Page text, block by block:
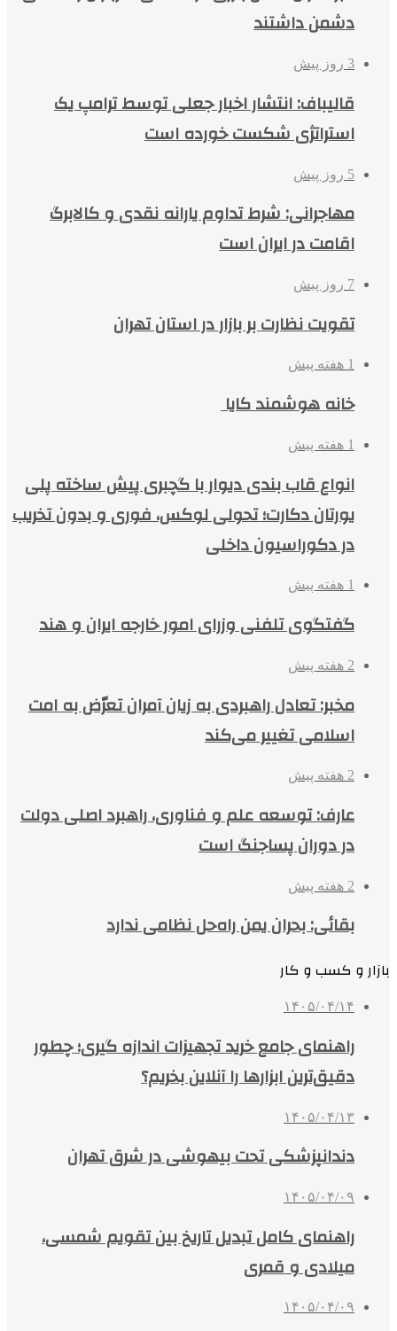
دشمن داشتند
3 روز پیش
قالیباف: انتشار اخبار جعلی توسط ترامپ یک
استراتژی شکست خورده است
5 روز پیش
مهاجرانی: شرط تداوم یارانه نقدی و کالابرگ
اقامت در ایران است
7 روز پیش
تقویت نظارت بر بازار در استان تهران
1 هفته پیش
خانه هوشمند کایا
1 هفته پیش
انواع قاب بندی دیوار با گچبری پیش ساخته پلی
یورتان دکارت؛ تحولی لوکس، فوری و بدون تخریب
در دکوراسیون داخلی
1 هفته پیش
گفتگوی تلفنی وزرای امور خارجه ایران و هند
2 هفته پیش
مخبر: تعادل راهبردی به زیان آمران تعرّض به امت
اسلامی تغییر می‌کند
2 هفته پیش
عارف: توسعه علم و فناوری، راهبرد اصلی دولت
در دوران پساجنگ است
2 هفته پیش
بقائی: بحران یمن راه‌حل نظامی ندارد
بازار و کسب و کار
۱۴۰۵/۰۴/۱۴
راهنمای جامع خرید تجهیزات اندازه گیری؛ چطور
دقیق‌ترین ابزارها را آنلاین بخریم؟
۱۴۰۵/۰۴/۱۳
دندانپزشکی تحت بیهوشی در شرق تهران
۱۴۰۵/۰۴/۰۹
راهنمای کامل تبدیل تاریخ بین تقویم شمسی،
میلادی و قمری
۱۴۰۵/۰۴/۰۹